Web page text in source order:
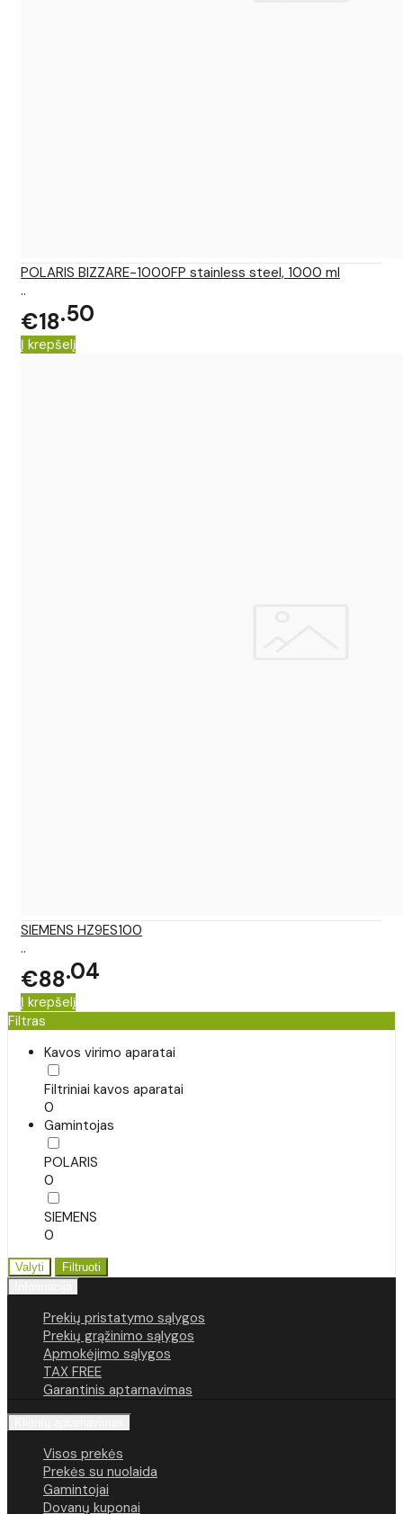
POLARIS BIZZARE-1000FP stainless steel, 1000 ml
..
€18 50
Į krepšelį
SIEMENS HZ9ES100
..
€88 04
Į krepšelį
Filtras
Kavos virimo aparatai
Filtriniai kavos aparatai
0
Gamintojas
POLARIS
0
SIEMENS
0
Valyti
Filtruoti
Prekių pristatymo sąlygos
Prekių grąžinimo sąlygos
Apmokėjimo sąlygos
TAX FREE
Garantinis aptarnavimas
Visos prekės
Prekės su nuolaida
Gamintojai
Dovanų kuponai